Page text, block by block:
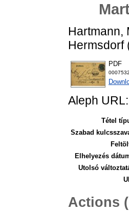
Hartmann,
Hermsdorf
PDF
Aleph URL:
Tétel
Szabad
Elhelyezés
Utolsó
Actions